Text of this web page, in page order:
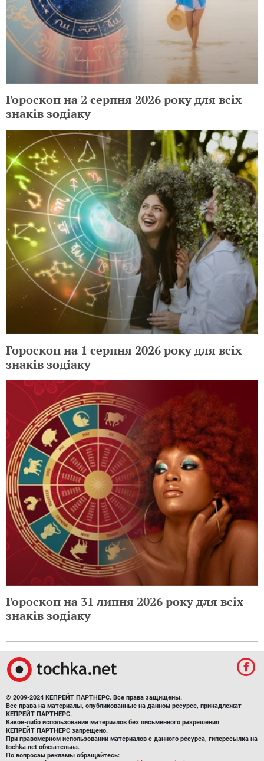
Гороскоп на 2 серпня 2026 року для всіх
знаків зодіаку
Гороскоп на 1 серпня 2026 року для всіх
знаків зодіаку
Гороскоп на 31 липня 2026 року для всіх
знаків зодіаку
© 2009-2024 КЕПРЕЙТ ПАРТНЕРС. Все права защищены.
Все права на материалы, опубликованные на данном ресурсе, принадлежат
КЕПРЕЙТ ПАРТНЕРС.
Какое-либо использование материалов без письменного разрешения
КЕПРЕЙТ ПАРТНЕРС запрещено.
При правомерном использовании материалов с данного ресурса, гиперссылка на
tochka.net обязательна.
По вопросам рекламы обращайтесь: